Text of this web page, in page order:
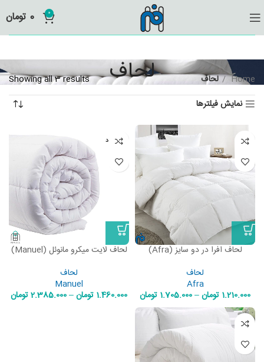
0
0 تومان
لحاف Home لحاف
Showing all 3 results
نمایش فیلترها
لحاف افرا در دو سایز (Afra)
لحاف
Afra
1.210.000 تومان–
1.705.000 تومان
ناموجود
لحاف لایت میکرو مانوئل (Manuel)
لحاف
Manuel
1.460.000 تومان–
2.385.000تومان